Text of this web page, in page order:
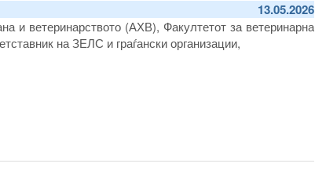
13.05.2026
и ветеринарството (АХВ), Факултетот за ветеринарна
на ЗЕЛС и граѓански организации,